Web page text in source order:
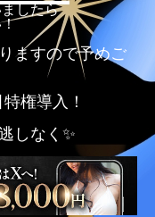
したら
ますので予めご
権導入！
しなく✨️